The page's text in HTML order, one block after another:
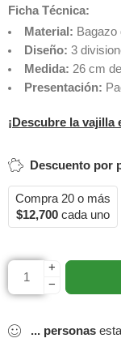
Ficha Técnica:
Material: Bagazo
Diseño: 3
Medida: 26 cm
Presentación:
¡Descubre la
Descuento por
Compra 20 o más
$12,700cada uno
+
−
... personas